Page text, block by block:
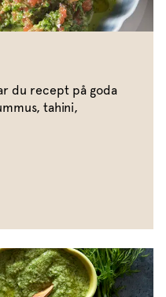
du recept på goda
tahini,